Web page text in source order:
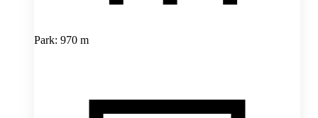
Park: 970 m